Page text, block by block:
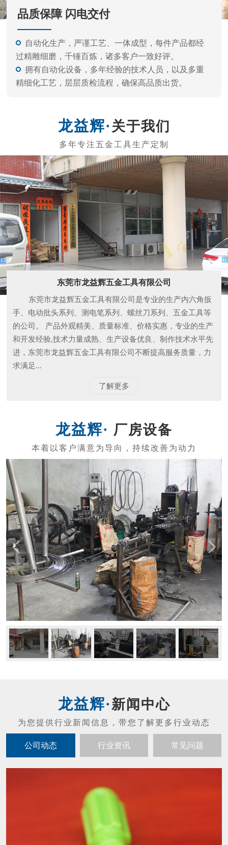
东莞市龙益辉五金工具有限公司
东莞市龙益辉五金工具有限公司是专业的生产内六角扳
手、电动批头系列、测电笔系列、螺丝刀系列、五金工具等
的公司。 产品外观精美、质量标准、价格实惠，专业的生产
和开发经验,技术力量成熟、生产设备优良、制作技术水平先
进，东莞市龙益辉五金工具有限公司不断提高服务质量，力
求满足...
了解更多
厂房设备
新闻中心
公司动态 行业资讯 常见问题
螺丝刀头的维护保养